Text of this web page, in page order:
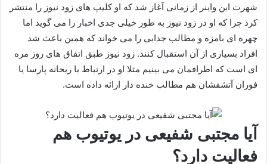
شهرت این واینر از زمانی آغاز شد که او کلیپ های زود نیوز را منتشر
کرد چرا که او در زود نیوز به طور خیلی جدی اخبار را می گوید اما
چهره ای بامزه و مطالب جذابی را می خواند که همین باعث شد
افراد بسیاری از آن استقبال کنند. زود نیوز طبق اتفاق های روز مره
ای است که اطرافمان می بینیم مثلا او در ارتباط با ریحانه پارسا یا
فوران آتشفشان هم مطالب خنده دار ارائه داده است.
آیا مجتبی شفیعی در یوتیوب هم
فعالیت دارد؟